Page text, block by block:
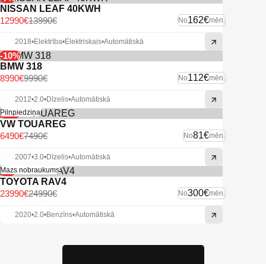
NISSAN LEAF 40KWH
No162€mēn.
13990€
12990€
2018•Elektrība•Elektriskais•Automātiskā
-10%
BMW 318
No112€mēn.
9990€
8990€
2012•2.0•Dīzelis•Automātiskā
-13%
Pilnpiedziņa
VW TOUAREG
No81€mēn.
7490€
6490€
2007•3.0•Dīzelis•Automātiskā
-4%
Mazs nobraukums
TOYOTA RAV4
No300€mēn.
24990€
23990€
2020•2.0•Benzīns•Automātiskā